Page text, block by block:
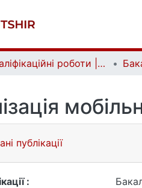
Кваліфікаційні роботи | Qualifying works
публікації
: